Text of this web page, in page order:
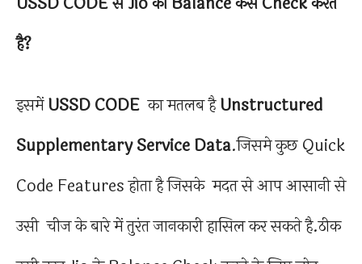
है?
इसमेंUSSD CODE का मतलब हैUnstructured
Supplementary Service Data.जिसमे कुछ Quick
Code Features होता है जिसके मदत से आप आसानी से
उसी चीज के बारे में तुरंत जानकारी हासिल कर सकते है.ठीक